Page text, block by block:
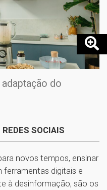
do
SOCIAIS
novos tempos, ensinar
digitais e
à desinformação, são os